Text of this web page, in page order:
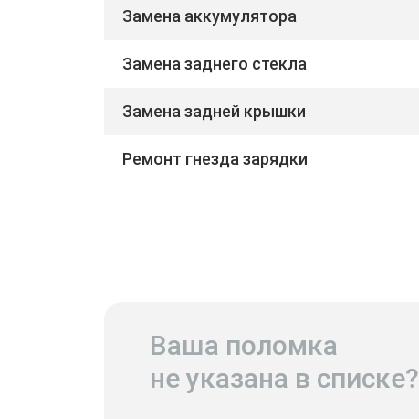
Замена аккумулятора
Замена заднего стекла
Замена задней крышки
Ремонт гнезда зарядки
Ваша поломка
не указана в списке?